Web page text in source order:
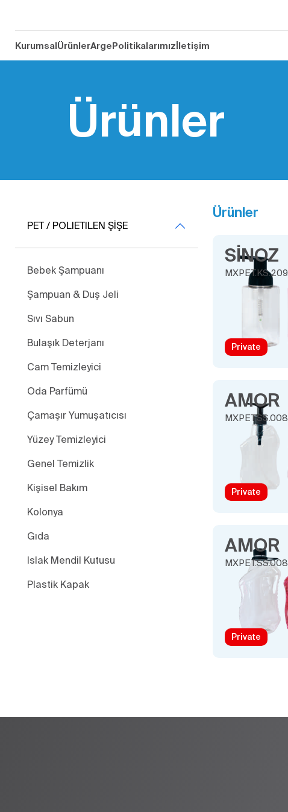
KurumsalÜrünlerArgePolitikalarımızİletişim
Ürünler
PET / POLIETILEN ŞİŞE
Bebek Şampuanı
Şampuan & Duş Jeli
Sıvı Sabun
Bulaşık Deterjanı
Cam Temizleyici
Oda Parfümü
Çamaşır Yumuşatıcısı
Yüzey Temizleyici
Genel Temizlik
Kişisel Bakım
Kolonya
Gıda
Islak Mendil Kutusu
Plastik Kapak
Ürünler
SİNOZ
Private
AMOR
Private
AMOR
Private